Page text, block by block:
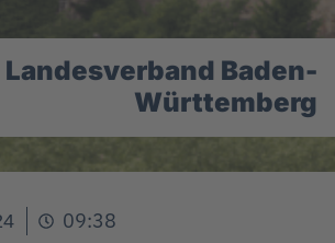
Landesverband Baden-
Württemberg
09:38